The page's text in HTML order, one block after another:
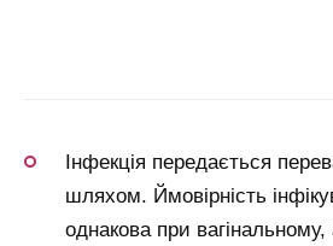
Інфекція передається
шляхом. Ймовірність
однакова при вагінальному,